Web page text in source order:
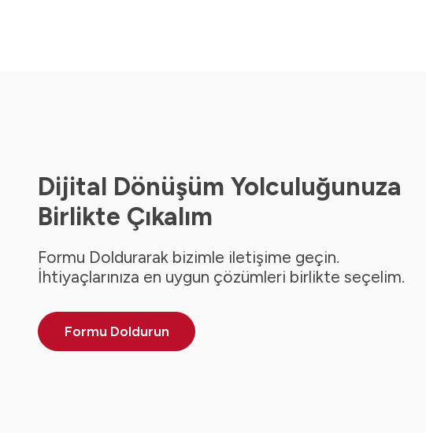
Dijital Dönüşüm Yolculuğunuza
Birlikte Çıkalım
Formu Doldurarak bizimle iletişime geçin.
İhtiyaçlarınıza en uygun çözümleri birlikte seçelim.
Formu Doldurun